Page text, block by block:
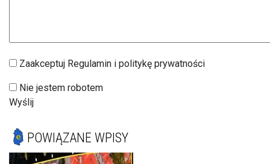
Zaakceptuj Regulamin i politykę prywatności
Nie jestem robotem
Wyślij
POWIĄZANE WPISY